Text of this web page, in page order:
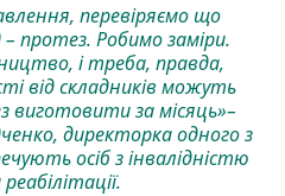
перевіряємо що
протез. Робимо заміри.
і треба, правда,
від складників можуть
виготовити за місяць»–
директорка одного з
осіб з інвалідністю